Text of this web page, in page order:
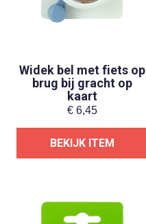
Widek bel met fiets op
brug bij gracht op
kaart
€ 6,45
BEKIJK ITEM